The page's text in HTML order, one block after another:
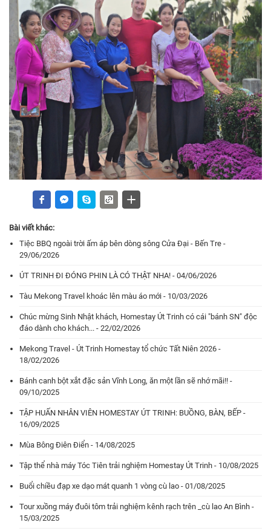
Bài viết khác:
Tiệc BBQ ngoài trời ấm áp bên dòng sông Cửa Đại - Bến Tre -
29/06/2026
ÚT TRINH ĐI ĐÓNG PHIN LÀ CÓ THẬT NHA! - 04/06/2026
Tàu Mekong Travel khoác lên màu áo mới - 10/03/2026
Chúc mừng Sinh Nhật khách, Homestay Út Trinh có cái "bánh SN" độc
đáo dành cho khách... - 22/02/2026
Mekong Travel - Út Trinh Homestay tổ chức Tất Niên 2026 -
18/02/2026
Bánh canh bột xắt đặc sản Vĩnh Long, ăn một lần sẽ nhớ mãi!! -
09/10/2025
TẬP HUẤN NHÂN VIÊN HOMESTAY ÚT TRINH: BUỒNG, BÀN, BẾP -
16/09/2025
Mùa Bông Điên Điển - 14/08/2025
Tập thể nhà máy Tóc Tiên trải nghiệm Homestay Út Trinh - 10/08/2025
Buổi chiều đạp xe dạo mát quanh 1 vòng cù lao - 01/08/2025
Tour xuồng máy đuôi tôm trải nghiệm kênh rạch trên _cù lao An Bình -
15/03/2025